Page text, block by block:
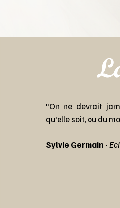
"On ne devrait
qu'elle soit, ou du
Sylvie Germain -